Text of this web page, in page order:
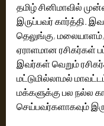
தமிழ் சினிமாவில்
இருப்பவர் கார்த்தி.
தெலுங்கு,
ஏராளமான ரசிகர்கள்
இவர்கள் வெறும்
மட்டுமில்லாமல்
மக்களுக்கு பல நல்ல
செய்பவர்களாகவும்